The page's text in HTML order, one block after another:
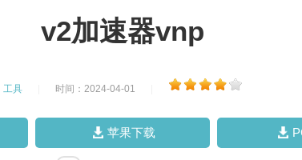
v2加速器vnp
工具 时间：2024-04-01
苹果下载